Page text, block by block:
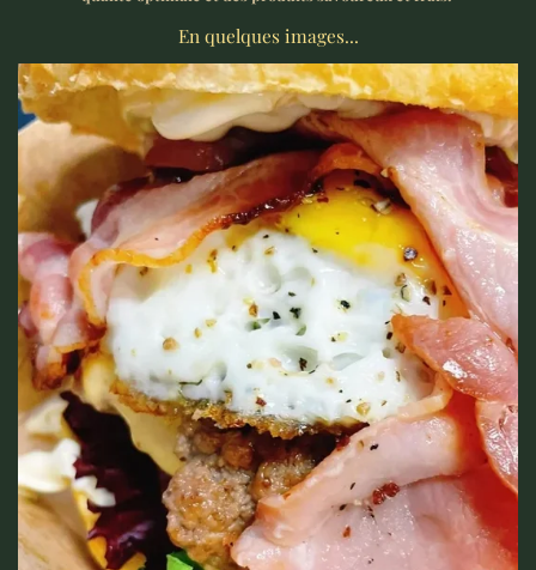
En quelques images...